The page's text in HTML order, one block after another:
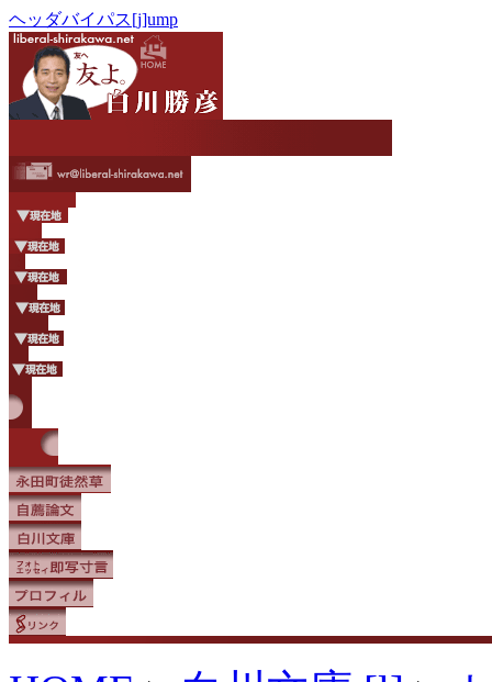
ヘッダバイパス[j]ump